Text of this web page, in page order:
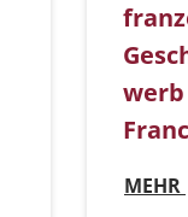
werb
MEHR